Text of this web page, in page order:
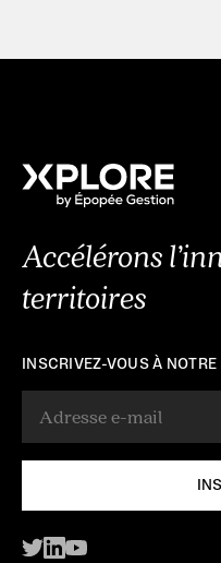
Accélérons
territoires
INSCRIVEZ-VOUS À